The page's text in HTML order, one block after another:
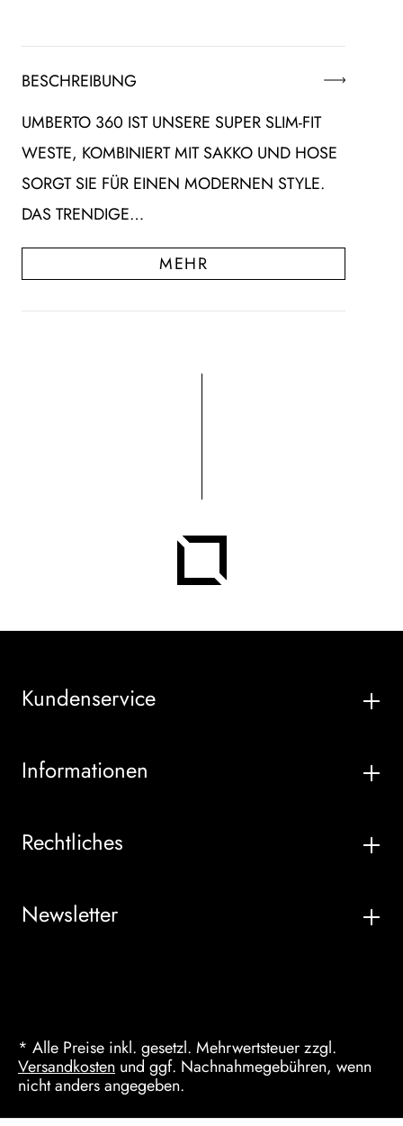
BESCHREIBUNG
UMBERTO 360 IST UNSERE SUPER SLIM-FIT
WESTE, KOMBINIERT MIT SAKKO UND HOSE
SORGT SIE FÜR EINEN MODERNEN STYLE.
DAS TRENDIGE…
MEHR
Kundenservice
Informationen
Rechtliches
Newsletter
* Alle Preise inkl. gesetzl. Mehrwertsteuer zzgl.
Versandkosten und ggf. Nachnahmegebühren, wenn
nicht anders angegeben.